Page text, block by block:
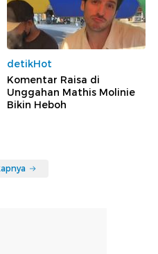
detikHot
Komentar Raisa di
Unggahan Mathis Molinie
Bikin Heboh